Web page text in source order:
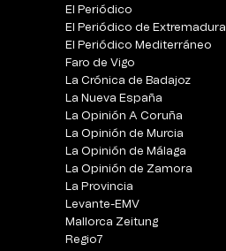
El Periódico
El Periódico de Extremadura
El Periódico Mediterráneo
Faro de Vigo
La Crónica de Badajoz
La Nueva España
La Opinión A Coruña
La Opinión de Murcia
La Opinión de Málaga
La Opinión de Zamora
La Provincia
Levante-EMV
Mallorca Zeitung
Regio7